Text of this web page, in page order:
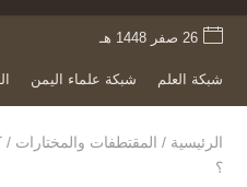
26 صفر 1448 هـ
شبكة العلم شبكة علماء اليمن
الرئيسية / المقتطفات والمختارات /
؟